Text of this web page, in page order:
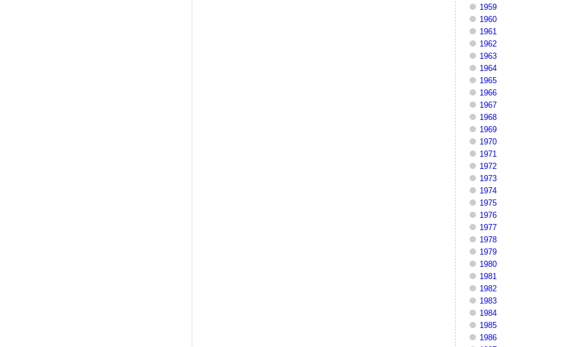
1959
1960
1961
1962
1963
1964
1965
1966
1967
1968
1969
1970
1971
1972
1973
1974
1975
1976
1977
1978
1979
1980
1981
1982
1983
1984
1985
1986